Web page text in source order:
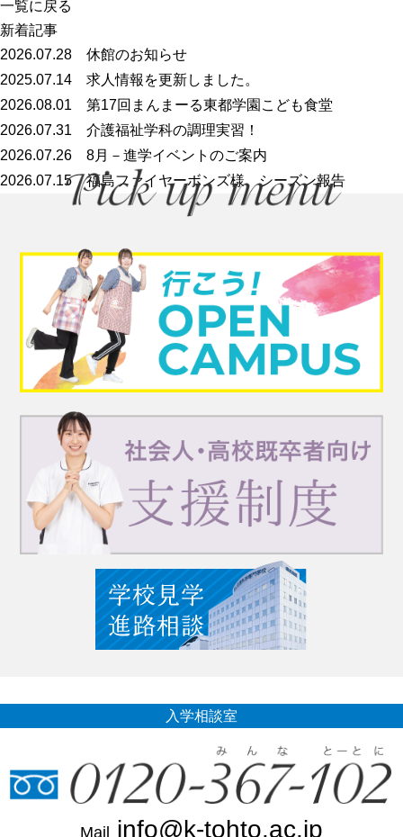
一覧に戻る
新着記事
2026.07.28 休館のお知らせ
2025.07.14 求人情報を更新しました。
2026.08.01 第17回まんまーる東都学園こども食堂
2026.07.31 介護福祉学科の調理実習！
2026.07.26 8月－進学イベントのご案内
2026.07.15福島ファイヤーボンズ様 シーズン報告
入学相談室
Mail info@k-tohto.ac.jp